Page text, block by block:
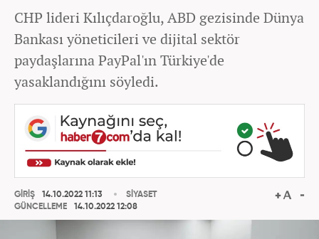
CHP lideri Kılıçdaroğlu, ABD gezisinde Dünya
Bankası yöneticileri ve dijital sektör
paydaşlarına PayPal'ın Türkiye'de
yasaklandığını söyledi.
GİRİŞ
14.10.2022 11:13
GÜNCELLEME
14.10.2022 12:08
SİYASET